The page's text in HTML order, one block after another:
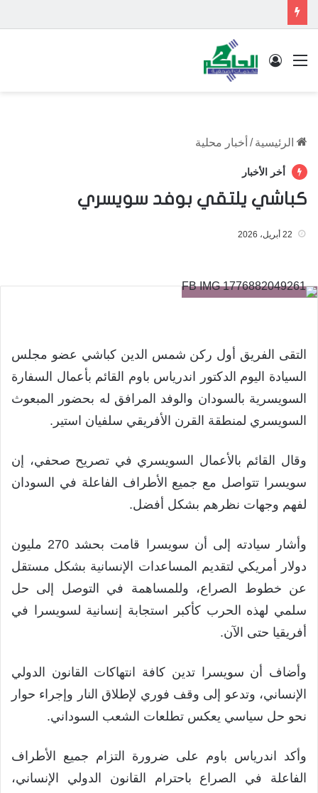
القائمة تسجيل الدخول
الرئيسية / أخبار محلية
أخر الأخبار
كباشي يلتقي بوفد سويسري
22 أبريل، 2026
التقى الفريق أول ركن شمس الدين كباشي عضو مجلس
السيادة اليوم الدكتور اندرياس باوم القائم بأعمال السفارة
السويسرية بالسودان والوفد المرافق له بحضور المبعوث
السويسري لمنطقة القرن الأفريقي سلفيان استير.
وقال القائم بالأعمال السويسري في تصريح صحفي، إن
سويسرا تتواصل مع جميع الأطراف الفاعلة في السودان
لفهم وجهات نظرهم بشكل أفضل.
وأشار سيادته إلى أن سويسرا قامت بحشد 270 مليون
دولار أمريكي لتقديم المساعدات الإنسانية بشكل مستقل
عن خطوط الصراع، وللمساهمة في التوصل إلى حل
سلمي لهذه الحرب كأكبر استجابة إنسانية لسويسرا في
أفريقيا حتى الآن.
وأضاف أن سويسرا تدين كافة انتهاكات القانون الدولي
الإنساني، وتدعو إلى وقف فوري لإطلاق النار وإجراء حوار
نحو حل سياسي يعكس تطلعات الشعب السوداني.
​وأكد اندرياس باوم على ضرورة التزام جميع الأطراف
الفاعلة في الصراع باحترام القانون الدولي الإنساني،